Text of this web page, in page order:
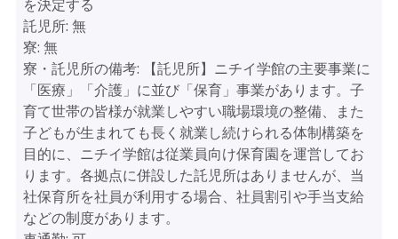
を決定する
託児所: 無
寮: 無
寮・託児所の備考:
【託児所】ニチイ学館の主要事業に
「医療」「介護」に並び「保育」事業があります。子
育て世帯の皆様が就業しやすい職場環境の整備、また
子どもが生まれても長く就業し続けられる体制構築を
目的に、ニチイ学館は従業員向け保育園を運営してお
ります。各拠点に併設した託児所はありませんが、当
社保育所を社員が利用する場合、社員割引や手当支給
などの制度があります。